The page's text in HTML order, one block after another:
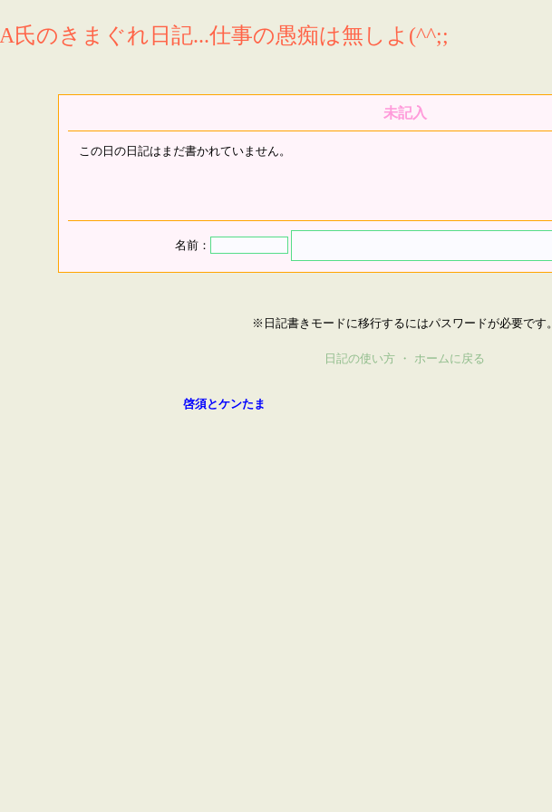
A氏のきまぐれ日記...仕事の愚痴は無しよ(^^;;
未記入
この日の日記はまだ書かれていません。
名前：
※日記書きモードに移行するにはパスワードが必要です。
日記の使い方 ・ ホームに戻る
啓須とケンたま